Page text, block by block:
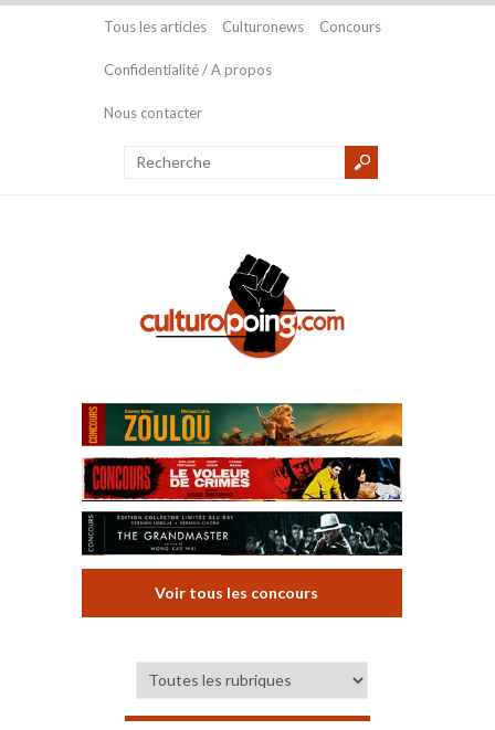
Tous les articles Culturonews Concours
Confidentialité / A propos
Nous contacter
Voir tous les concours